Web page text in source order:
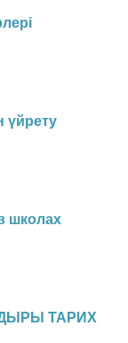
үйрету
школах
ТАРИХ